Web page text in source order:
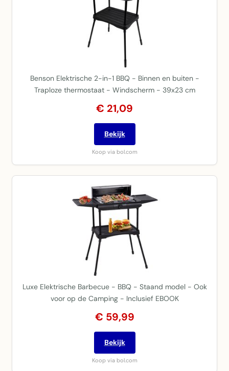
Benson Elektrische 2-in-1 BBQ - Binnen en buiten -
Traploze thermostaat - Windscherm - 39x23 cm
€ 21,09
Bekijk
Koop via bol.com
Luxe Elektrische Barbecue - BBQ - Staand model - Ook
voor op de Camping - Inclusief EBOOK
€ 59,99
Bekijk
Koop via bol.com